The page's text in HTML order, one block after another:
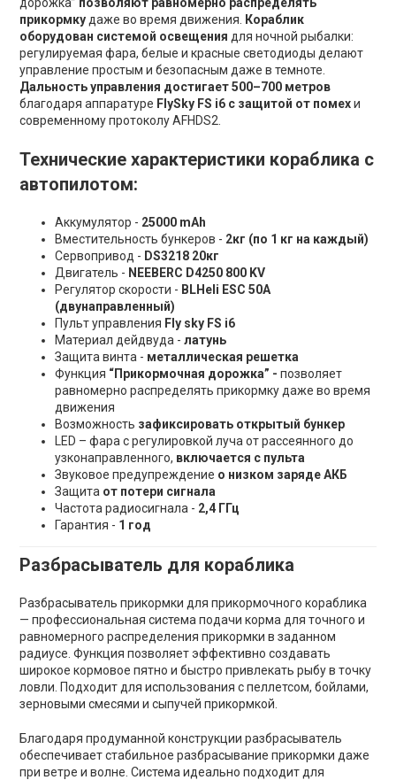
прикормку даже во время движения.
Кораблик
оборудован системой освещения для ночной рыбалки:
регулируемая фара, белые и красные светодиоды делают
управление простым и безопасным даже в темноте.
Дальность управления достигает 500–700 метров
благодаря аппаратуре FlySky FS i6 с защитой от помехи
современному протоколу AFHDS2.
Технические характеристики кораблика с
автопилотом:
Аккумулятор - 25000 mAh
Вместительность бункеров - 2кг (по 1 кг на каждый)
Сервопривод - DS3218 20кг
Двигатель - NEEBERC D4250 800 KV
Регулятор скорости - BLHeli ESC 50А
(двунаправленный)
Пульт управления Fly sky FS i6
Материал дейдвуда -латунь
Защита винта - металлическая решетка
Функция “Прикормочная дорожка” -позволяет
равномерно распределять прикормку даже во время
движения
Возможность зафиксировать открытый бункер
LED – фара с регулировкой луча от рассеянного до
узконаправленного, включается с пульта
Звуковое предупреждение о низком заряде АКБ
Защита от потери сигнала
Частота радиосигнала - 2,4 ГГц
Гарантия - 1 год
Разбрасыватель для кораблика
Разбрасыватель прикормки для прикормочного кораблика
— профессиональная система подачи корма для точного и
равномерного распределения прикормки в заданном
радиусе. Функция позволяет эффективно создавать
широкое кормовое пятно и быстро привлекать рыбу в точку
ловли. Подходит для использования с пеллетсом, бойлами,
зерновыми смесями и сыпучей прикормкой.
Благодаря продуманной конструкции разбрасыватель
обеспечивает стабильное разбрасывание прикормки даже
при ветре и волне. Система идеально подходит для